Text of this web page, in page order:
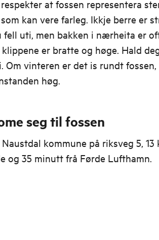
at fossen representera
kan vere farleg. Ikkje berre er
fell uti, men bakken i nærheita er
er bratte og høge. Hald
Om vinteren er det is rundt fossen,
høg.
seg til fossen
kommune på riksveg 5,
og 35 minutt frå Førde Lufthamn.